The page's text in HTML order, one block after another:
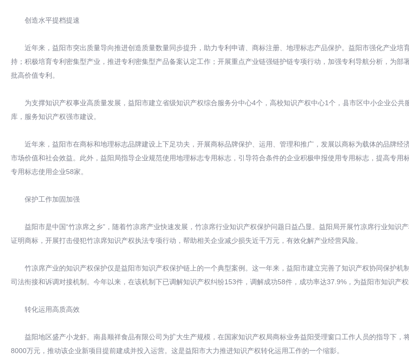
创造水平提档提速
近年来，益阳市突出质量导向推进创造质量数量同步提升，助力专利申请、商标注册、地理标志产品保护。益阳市强化产业培
持；积极培育专利密集型产业，推进专利密集型产品备案认定工作；开展重点产业链强链护链专项行动，加强专利导航分析，为
批高价值专利。
为支撑知识产权事业高质量发展，益阳市建立省级知识产权综合服务分中心4个，高校知识产权中心1个，县市区中小企业公共
库，服务知识产权强市建设。
近年来，益阳市在商标和地理标志品牌建设上下足功夫，开展商标品牌保护、运用、管理和推广，发展以商标为载体的品牌经
市场价值和社会效益。此外，益阳局指导企业规范使用地理标志专用标志，引导符合条件的企业积极申报使用专用标志，提高专
专用标志使用企业58家。
保护工作加固加强
益阳市是中国“竹凉席之乡”，随着竹凉席产业快速发展，竹凉席行业知识产权保护问题日益凸显。益阳局开展竹凉席行业知识
证明商标，开展打击侵犯竹凉席知识产权执法专项行动，帮助相关企业减少损失近千万元，有效化解产业经营风险。
竹凉席产业的知识产权保护仅是益阳市知识产权保护链上的一个典型案例。这一年来，益阳市建立完善了知识产权协同保护机
司法衔接和诉调对接机制。今年以来，在该机制下已调解知识产权纠纷153件，调解成功58件，成功率达37.9%，为益阳市知识产权
转化运用高质高效
益阳地区盛产小龙虾。南县顺祥食品有限公司为扩大生产规模，在国家知识产权局商标业务益阳受理窗口工作人员的指导下，
8000万元，推动该企业新项目提前建成并投入运营。这是益阳市大力推进知识产权转化运用工作的一个缩影。